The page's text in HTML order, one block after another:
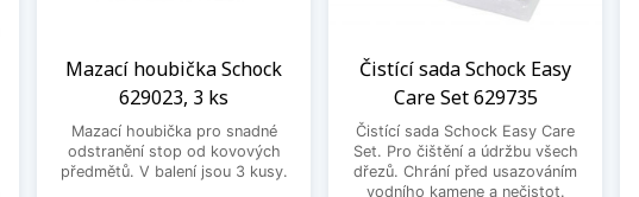
Mazací houbička Schock
629023, 3 ks
Mazací houbička pro snadné
odstranění stop od kovových
předmětů. V balení jsou 3 kusy.
Čistící sada Schock Easy
Care Set 629735
Čistící sada Schock Easy Care
Set. Pro čištění a údržbu všech
dřezů. Chrání před usazováním
vodního kamene a nečistot.